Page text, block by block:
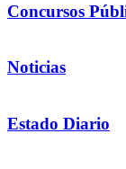
Concursos
Noticias
Estado Diario